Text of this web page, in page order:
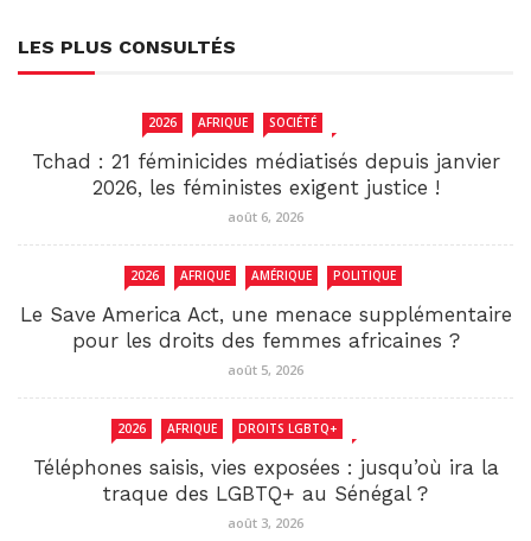
LES PLUS CONSULTÉS
2026 AFRIQUE SOCIÉTÉ
Tchad : 21 féminicides médiatisés depuis janvier
2026, les féministes exigent justice !
août 6, 2026
2026 AFRIQUE AMÉRIQUE POLITIQUE
Le Save America Act, une menace supplémentaire
pour les droits des femmes africaines ?
août 5, 2026
2026 AFRIQUE DROITS LGBTQ+
Téléphones saisis, vies exposées : jusqu’où ira la
traque des LGBTQ+ au Sénégal ?
août 3, 2026